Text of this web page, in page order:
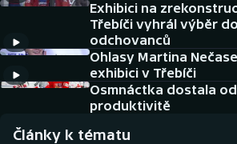
DALŠÍ SPORTY
Americký fotbal
Baseball a softbal
Basketbal
NEPŘEHLÉDNĚTE
Soutěže
Historické návraty
Exhibici na
Třebíči vyhrál výběr
odchovanců
Ohlasy Martina
exhibici v Třebíči
Osmnáctka dostala
produktivitě
Články k tématu